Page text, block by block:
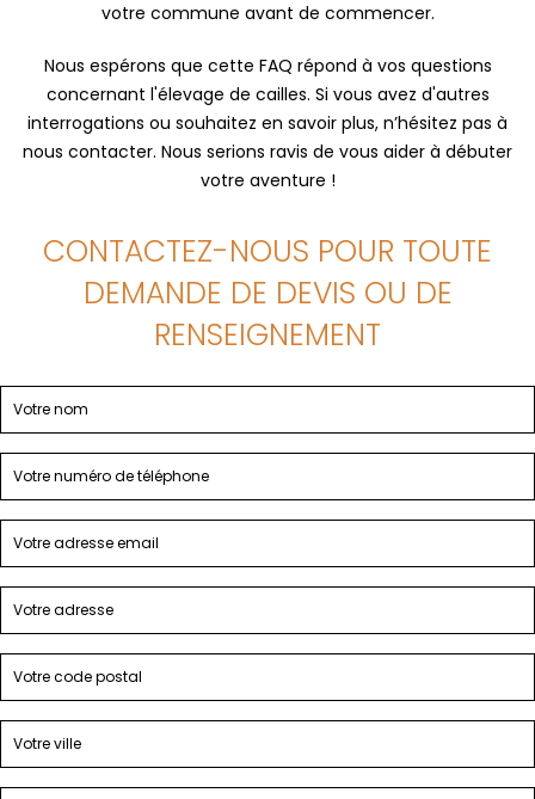
votre commune avant de commencer.
Nous espérons que cette FAQ répond à vos questions
concernant l'élevage de cailles. Si vous avez d'autres
interrogations ou souhaitez en savoir plus, n’hésitez pas à
nous contacter. Nous serions ravis de vous aider à débuter
votre aventure !
CONTACTEZ-NOUS POUR TOUTE
DEMANDE DE DEVIS OU DE
RENSEIGNEMENT